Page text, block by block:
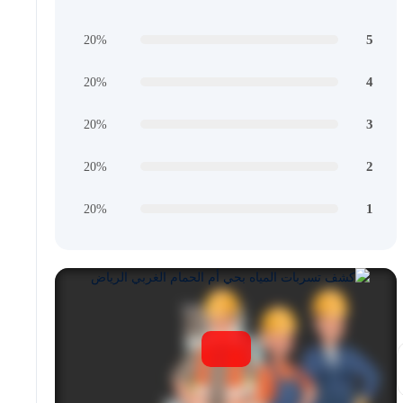
5
20%
4
20%
3
20%
2
20%
1
20%